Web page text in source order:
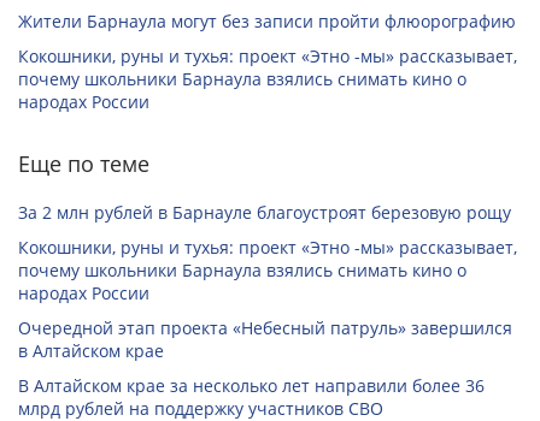
Жители Барнаула могут без записи пройти флюорографию
Кокошники, руны и тухья: проект «Этно -мы» рассказывает,
почему школьники Барнаула взялись снимать кино о
народах России
Еще по теме
За 2 млн рублей в Барнауле благоустроят березовую рощу
Кокошники, руны и тухья: проект «Этно -мы» рассказывает,
почему школьники Барнаула взялись снимать кино о
народах России
Очередной этап проекта «Небесный патруль» завершился
в Алтайском крае
В Алтайском крае за несколько лет направили более 36
млрд рублей на поддержку участников СВО